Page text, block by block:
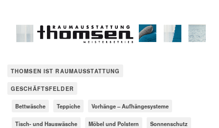
THOMSEN IST RAUMAUSSTATTUNG
GESCHÄFTSFELDER
Bettwäsche Teppiche Vorhänge – Aufhängesysteme
Tisch- und Hauswäsche Möbel und Polstern Sonnenschutz